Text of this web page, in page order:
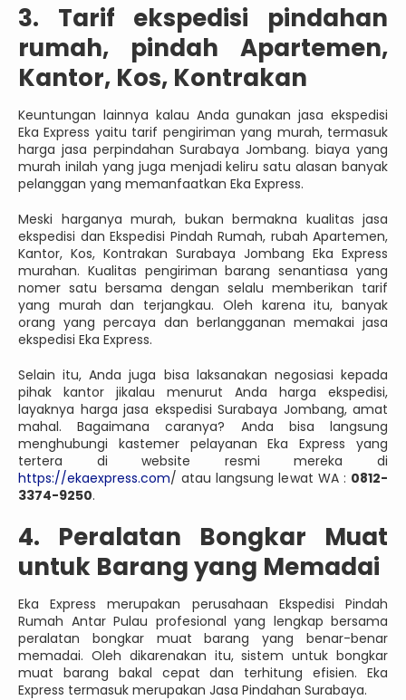
3. Tarif ekspedisi pindahan
rumah, pindah Apartemen,
Kantor, Kos, Kontrakan
Keuntungan lainnya kalau Anda gunakan jasa ekspedisi
Eka Express yaitu tarif pengiriman yang murah, termasuk
harga jasa perpindahan Surabaya Jombang. biaya yang
murah inilah yang juga menjadi keliru satu alasan banyak
pelanggan yang memanfaatkan Eka Express.
Meski harganya murah, bukan bermakna kualitas jasa
ekspedisi dan Ekspedisi Pindah Rumah, rubah Apartemen,
Kantor, Kos, Kontrakan Surabaya Jombang Eka Express
murahan. Kualitas pengiriman barang senantiasa yang
nomer satu bersama dengan selalu memberikan tarif
yang murah dan terjangkau. Oleh karena itu, banyak
orang yang percaya dan berlangganan memakai jasa
ekspedisi Eka Express.
Selain itu, Anda juga bisa laksanakan negosiasi kepada
pihak kantor jikalau menurut Anda harga ekspedisi,
layaknya harga jasa ekspedisi Surabaya Jombang, amat
mahal. Bagaimana caranya? Anda bisa langsung
menghubungi kastemer pelayanan Eka Express yang
tertera di website resmi mereka di
https://ekaexpress.com/ atau langsung lewat WA : 0812-
3374-9250.
4. Peralatan Bongkar Muat
untuk Barang yang Memadai
Eka Express merupakan perusahaan Ekspedisi Pindah
Rumah Antar Pulau profesional yang lengkap bersama
peralatan bongkar muat barang yang benar-benar
memadai. Oleh dikarenakan itu, sistem untuk bongkar
muat barang bakal cepat dan terhitung efisien. Eka
Express termasuk merupakan Jasa Pindahan Surabaya.